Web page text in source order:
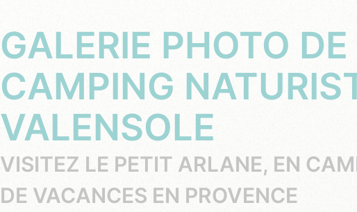
GALERIE PHOTO
CAMPING
VALENSOLE
VISITEZ LE PETIT ARLANE, EN
DE VACANCES EN PROVENCE